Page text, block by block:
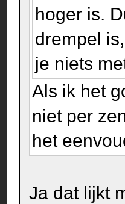
hoger is.
drempel
je niets
Als ik het
niet per
het
Ja dat lijkt